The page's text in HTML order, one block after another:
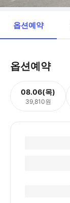
옵션예약
옵션예약
08.06(목)
39,810원